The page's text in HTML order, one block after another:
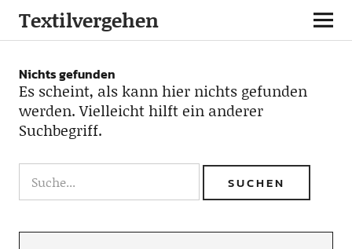
Textilvergehen
Nichts gefunden
Es scheint, als kann hier nichts gefunden
werden. Vielleicht hilft ein anderer
Suchbegriff.